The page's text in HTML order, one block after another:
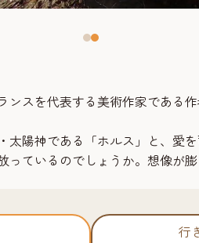
スを代表する美術作家である
陽神である「ホルス」と、愛
ているのでしょうか。想像が膨
行